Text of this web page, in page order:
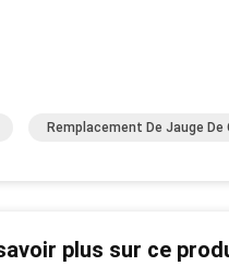
Remplacement De Jauge De
plus sur ce